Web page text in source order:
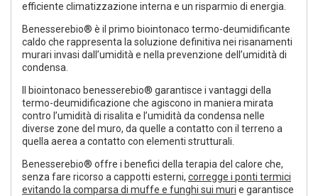
efficiente climatizzazione interna e un risparmio di energia.
Benesserebio® è il primo biointonaco termo-deumidificante
caldo che rappresenta la soluzione definitiva nei risanamenti
murari invasi dall’umidità e nella prevenzione dell’umidità di
condensa.
Il biointonaco benesserebio® garantisce i vantaggi della
termo-deumidificazione che agiscono in maniera mirata
contro l’umidità di risalita e l’umidità da condensa nelle
diverse zone del muro, da quelle a contatto con il terreno a
quella aerea a contatto con elementi strutturali.
Benesserebio® offre i benefici della terapia del calore che,
senza fare ricorso a cappotti esterni, corregge i ponti termici
evitando la comparsa di muffe e funghi sui muri e garantisce